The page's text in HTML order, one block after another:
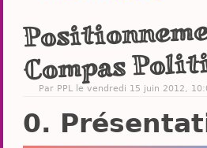
Compas
Par PPL le vendredi 15 juin 2012,